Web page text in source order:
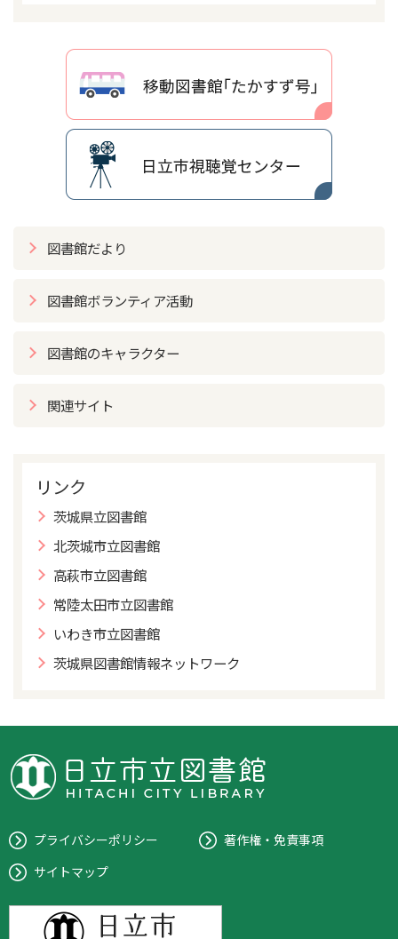
図書館だより
図書館ボランティア活動
図書館のキャラクター
関連サイト
リンク
茨城県立図書館
北茨城市立図書館
高萩市立図書館
常陸太田市立図書館
いわき市立図書館
茨城県図書館情報ネットワーク
プライバシーポリシー
著作権・免責事項
サイトマップ